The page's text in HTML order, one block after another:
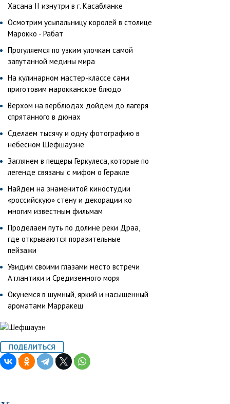
Хасана II изнутри в г. Касабланке
Осмотрим усыпальницу королей в столице
Марокко - Рабат
Прогуляемся по узким улочкам самой
запутанной медины мира
На кулинарном мастер-классе сами
приготовим марокканское блюдо
Верхом на верблюдах дойдем до лагеря
спрятанного в дюнах
Сделаем тысячу и одну фотографию в
небесном Шефшауэне
Заглянем в пещеры Геркулеса, которые по
легенде связаны с мифом о Геракле
Найдем на знаменитой киностудии
«российскую» стену и декорации ко
многим известным фильмам
Проделаем путь по долине реки Драа,
где открываются поразительные
пейзажи
Увидим своими глазами место встречи
Атлантики и Средиземного моря
Окунемся в шумный, яркий и насыщенный
ароматами Марракеш